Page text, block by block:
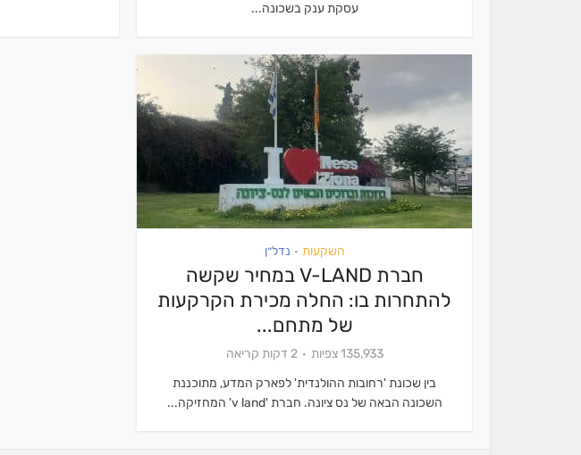
עסקת ענק בשכונה...
השקעות • נדל״ן
חברת V-LAND במחיר שקשה
להתחרות בו: החלה מכירת הקרקעות
של מתחם...
135,933 צפיות
2 דקות קריאה
בין שכונת 'רחובות ההולנדית' לפארק המדע, מתוכננת
השכונה הבאה של נס ציונה. חברת 'v land' המחזיקה...